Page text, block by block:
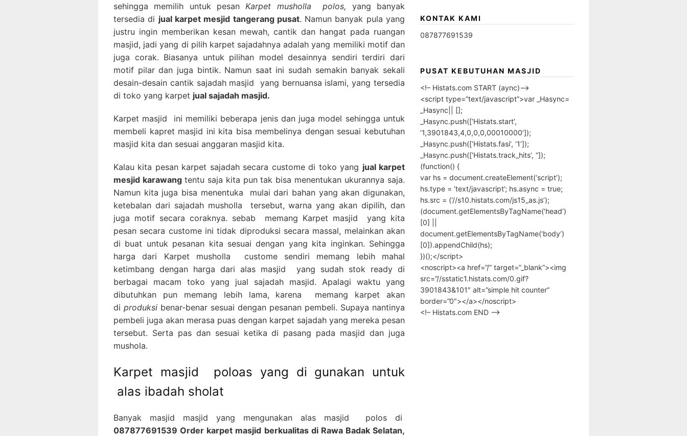
sehingga memilih untuk pesan Karpet musholla polos, yang banyak
tersedia di jual karpet mesjid tangerang pusat. Namun banyak pula yang
justru ingin memberikan kesan mewah, cantik dan hangat pada ruangan
masjid, jadi yang di pilih karpet sajadahnya adalah yang memiliki motif dan
juga corak. Biasanya untuk pilihan model desainnya sendiri terdiri dari
motif pilar dan juga bintik. Namun saat ini sudah semakin banyak sekali
desain-desain cantik sajadah masjid yang bernuansa islami, yang tersedia
di toko yang karpet jual sajadah masjid.
Karpet masjid ini memiliki beberapa jenis dan juga model sehingga untuk
membeli kapret masjid ini kita bisa membelinya dengan sesuai kebutuhan
masjid kita dan sesuai anggaran masjid kita.
Kalau kita pesan karpet sajadah secara custome di toko yang jual karpet
mesjid karawang tentu saja kita pun tak bisa menentukan ukurannya saja.
Namun kita juga bisa menentuka mulai dari bahan yang akan digunakan,
ketebalan dari sajadah musholla tersebut, warna yang akan dipilih, dan
juga motif secara coraknya. sebab memang Karpet masjid yang kita
pesan secara custome ini tidak diproduksi secara massal, melainkan akan
di buat untuk pesanan kita sesuai dengan yang kita inginkan. Sehingga
harga dari Karpet musholla custome sendiri memang lebih mahal
ketimbang dengan harga dari alas masjid yang sudah stok ready di
berbagai macam toko yang jual sajadah masjid. Apalagi waktu yang
dibutuhkan pun memang lebih lama, karena memang karpet akan
di produksi benar-benar sesuai dengan pesanan pembeli. Supaya nantinya
pembeli juga akan merasa puas dengan karpet sajadah yang mereka pesan
tersebut. Serta pas dan sesuai ketika di pasang pada masjid dan juga
mushola.
Karpet masjid poloas yang di gunakan untuk
alas ibadah sholat
Banyak masjid masjid yang mengunakan alas masjid polos di
087877691539 Order karpet masjid berkualitas di Rawa Badak Selatan,
KONTAK KAMI
087877691539
PUSAT KEBUTUHAN MASJID
<!– Histats.com START (aync)–>
<script type=”text/javascript”>var _Hasync=
_Hasync|| [];
_Hasync.push([‘Histats.start’,
‘1,3901843,4,0,0,0,00010000’]);
_Hasync.push([‘Histats.fasi’, ‘1’]);
_Hasync.push([‘Histats.track_hits’, ”]);
(function() {
var hs = document.createElement(‘script’);
hs.type = ‘text/javascript’; hs.async = true;
hs.src = (‘//s10.histats.com/js15_as.js’);
(document.getElementsByTagName(‘head’)
[0] ||
document.getElementsByTagName(‘body’)
[0]).appendChild(hs);
})();</script>
<noscript><a href=”/” target=”_blank”><img
src=”//sstatic1.histats.com/0.gif?
3901843&101″ alt=”simple hit counter”
border=”0″></a></noscript>
<!– Histats.com END –>